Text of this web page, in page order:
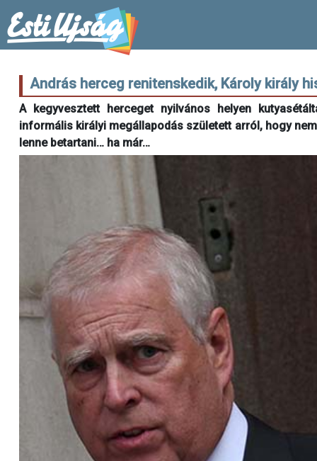
András herceg renitenskedik, Károly király
A kegyvesztett herceget nyilvános helyen
informális királyi megállapodás született arról, hogy
lenne betartani… ha már…